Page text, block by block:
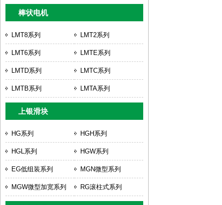
棒状电机
LMT8系列 LMT2系列
LMT6系列 LMTE系列
LMTD系列 LMTC系列
LMTB系列 LMTA系列
上银滑块
HG系列 HGH系列
HGL系列 HGW系列
EG低组装系列 MGN微型系列
MGW微型加宽系列 RG滚柱式系列